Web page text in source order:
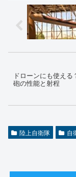
ドローンにも使え
砲の性能と射程
陸上自衛隊 自